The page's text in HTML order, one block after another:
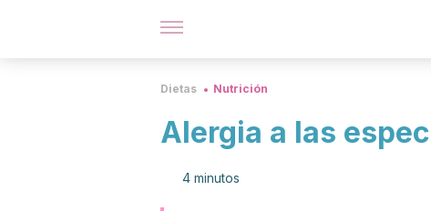
Dietas Nutrición
Alergia a las
4 minutos